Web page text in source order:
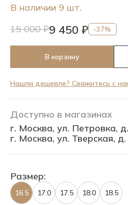
В наличии 9 шт.
15 000 ₽9 450 ₽ -37%
В корзину
Нашли дешевле? Свяжитесь с
Доступно в магазинах
г. Москва, ул. Петровка,
г. Москва, ул. Тверская,
Размер:
16.5 17.0 17.5 18.0 18.5